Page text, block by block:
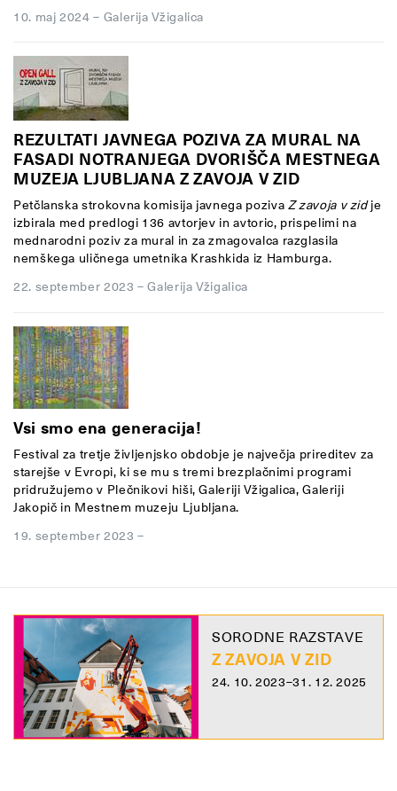
10. maj 2024 – Galerija Vžigalica
REZULTATI JAVNEGA POZIVA ZA MURAL NA
FASADI NOTRANJEGA DVORIŠČA MESTNEGA
MUZEJA LJUBLJANA Z ZAVOJA V ZID
Petčlanska strokovna komisija javnega poziva Z zavoja v zidje
izbirala med predlogi 136 avtorjev in avtoric, prispelimi na
mednarodni poziv za mural in za zmagovalca razglasila
nemškega uličnega umetnika Krashkida iz Hamburga.
22. september 2023 – Galerija Vžigalica
Vsi smo ena generacija!
Festival za tretje življenjsko obdobje je največja prireditev za
starejše v Evropi, ki se mu s tremi brezplačnimi programi
pridružujemo v Plečnikovi hiši, Galeriji Vžigalica, Galeriji
Jakopič in Mestnem muzeju Ljubljana.
19. september 2023 –
SORODNE RAZSTAVE
Z ZAVOJA V ZID
24. 10. 2023–31. 12. 2025